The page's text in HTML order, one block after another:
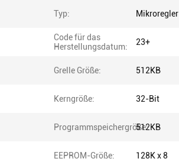
Typ: Mikroregler
Code für das
Herstellungsdatum:
23+
Grelle Größe: 512KB
Kerngröße: 32-Bit
Programmspeichergröße:512KB
EEPROM-Größe: 128K x 8